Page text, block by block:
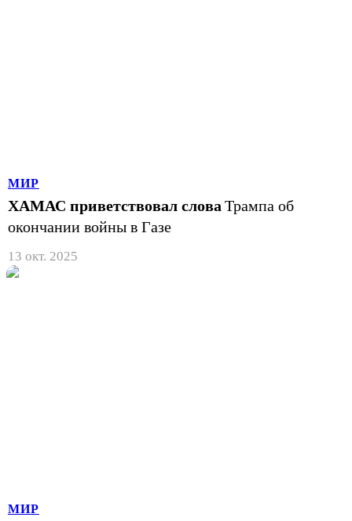
МИР
ХАМАС приветствовал слова Трампа об
окончании войны в Газе
13 окт. 2025
МИР